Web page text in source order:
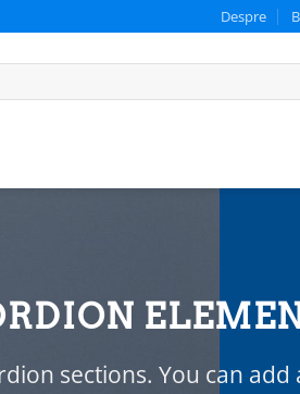
Despre
sections. You can add